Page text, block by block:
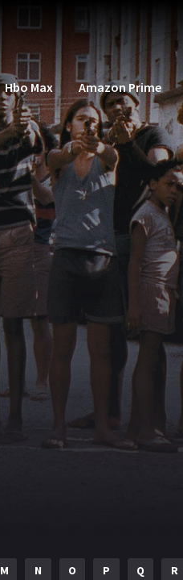
Hbo Max Amazon Prime
M N O P Q R